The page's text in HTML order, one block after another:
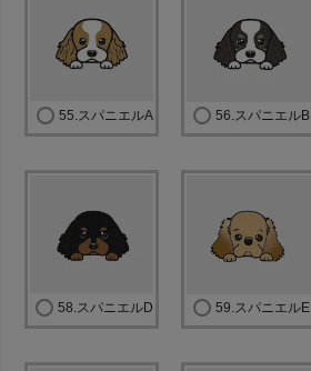
55.スパニエルA 56.スパニエルB
58.スパニエルD 59.スパニエルE